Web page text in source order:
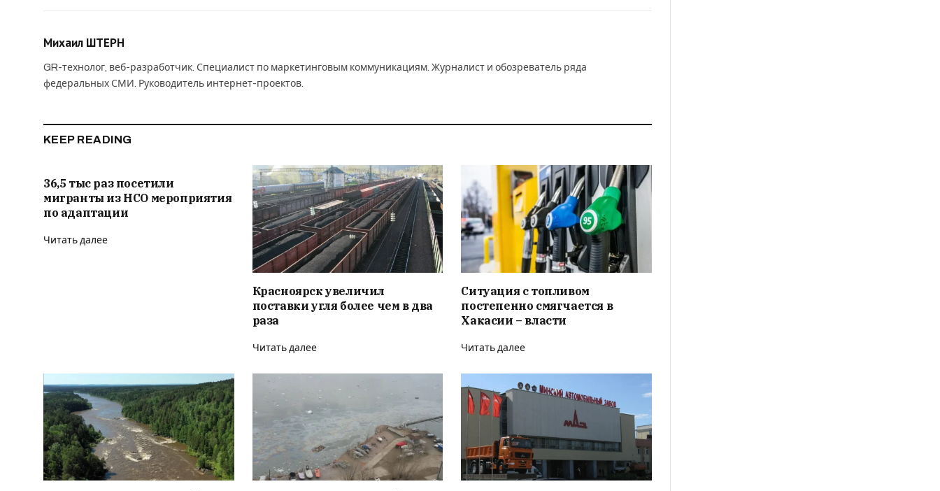
Михаил ШТЕРН
GR-технолог, веб-разработчик. Специалист по маркетинговым коммуникациям. Журналист и обозреватель ряда
федеральных СМИ. Руководитель интернет-проектов.
KEEP READING
36,5 тыс раз посетили
мигранты из НСО мероприятия
по адаптации
Читать далее
Красноярск увеличил
поставки угля более чем в два
раза
Читать далее
Ситуация с топливом
постепенно смягчается в
Хакасии – власти
Читать далее